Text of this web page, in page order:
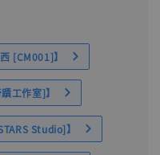
[CM001]】
工作室]】
Studio]】